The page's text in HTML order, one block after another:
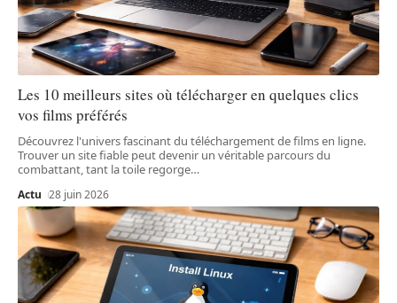
Les 10 meilleurs sites où télécharger en quelques clics
vos films préférés
Découvrez l'univers fascinant du téléchargement de films en ligne.
Trouver un site fiable peut devenir un véritable parcours du
combattant, tant la toile regorge…
Actu 28 juin 2026